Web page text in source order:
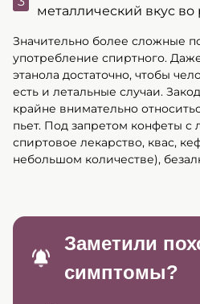
металлический вкус во
Значительно более сложные
употребление спиртного.
этанола достаточно, чтобы
есть и летальные случаи.
крайне внимательно
пьет. Под запретом конфеты с
спиртовое лекарство, квас,
небольшом количестве),
Заметили
симптомы?